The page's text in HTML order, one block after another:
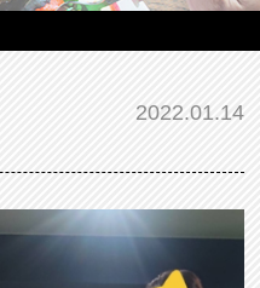
2022.01.14